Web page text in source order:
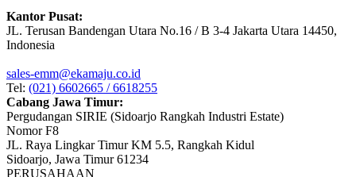
Kantor Pusat:
JL. Terusan Bandengan Utara No.16 / B 3-4 Jakarta Utara 14450,
Indonesia
sales-emm@ekamaju.co.id
Tel: (021) 6602665 / 6618255
Cabang Jawa Timur:
Pergudangan SIRIE (Sidoarjo Rangkah Industri Estate)
Nomor F8
JL. Raya Lingkar Timur KM 5.5, Rangkah Kidul
Sidoarjo, Jawa Timur 61234
PERUSAHAAN